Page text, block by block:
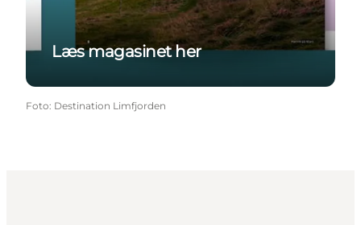
Læs magasinet her
Foto: Destination Limfjorden